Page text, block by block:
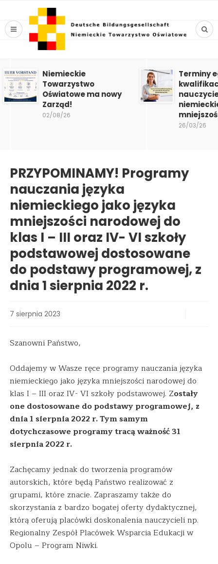
Niemieckie
Towarzystwo
Oświatowe ma nowy
Zarząd!
02/08/26
Terminy
26/03/26
PRZYPOMINAMY! Programy
nauczania języka
niemieckiego jako języka
mniejszości narodowej do
klas I – III oraz IV- VI szkoły
podstawowej dostosowane
do podstawy programowej, z
dnia 1 sierpnia 2022 r.
7 sierpnia 2023
Szanowni Państwo,
Oddajemy w Wasze ręce programy nauczania języka
niemieckiego jako języka mniejszości narodowej do
klas I – III oraz IV- VI szkoły podstawowej. Zostały
one dostosowane do podstawy programowej, z
dnia 1 sierpnia 2022 r. Tym samym
dotychczasowe programy tracą ważność 31
sierpnia 2022 r.
Zachęcamy jednak do tworzenia programów
autorskich, które będą Państwo realizować z
grupami, które znacie. Zapraszamy także do
skorzystania z bardzo bogatej oferty dydaktycznej,
którą oferują placówki doskonalenia nauczycieli np.
Regionalny Zespół Placówek Wsparcia Edukacji w
Opolu – Program Niwki.